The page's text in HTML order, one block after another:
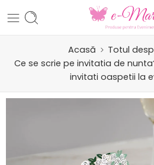
Acasă
Totul
Ce se scrie pe invitatia de
invitati oaspetii la